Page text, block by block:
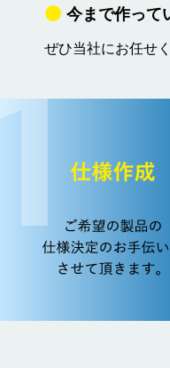
今まで作って
ぜひ当社にお任せ